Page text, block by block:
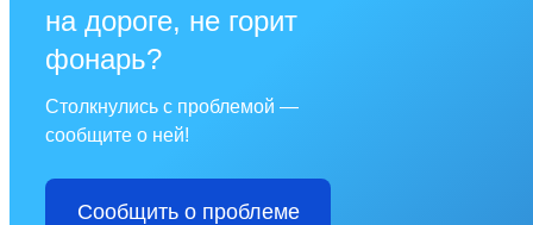
на дороге, не горит
фонарь?
Столкнулись с проблемой —
сообщите о ней!
Сообщить о проблеме